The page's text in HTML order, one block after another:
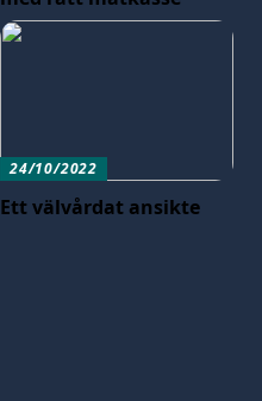
24/10/2022
Ett välvårdat ansikte